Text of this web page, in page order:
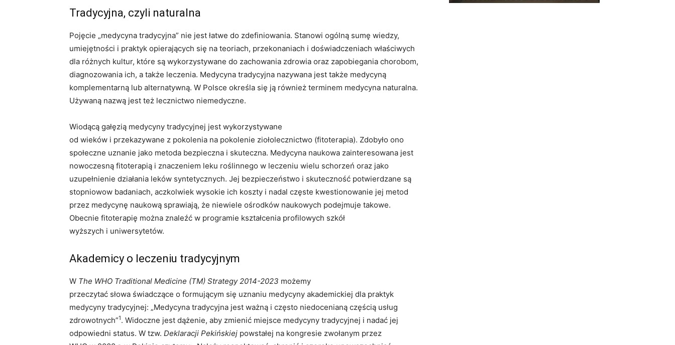
Tradycyjna, czyli naturalna
Pojęcie „medycyna tradycyjna” nie jest łatwe do zdefiniowania. Stanowi ogólną sumę wiedzy,
umiejętności i praktyk opierających się na teoriach, przekonaniach i doświadczeniach właściwych
dla różnych kultur, które są wykorzystywane do zachowania zdrowia oraz zapobiegania chorobom,
diagnozowania ich, a także leczenia. Medycyna tradycyjna nazywana jest także medycyną
komplementarną lub alternatywną. W Polsce określa się ją również terminem medycyna naturalna.
Używaną nazwą jest też lecznictwo niemedyczne.
Wiodącą gałęzią medycyny tradycyjnej jest wykorzystywane
od wieków i przekazywane z pokolenia na pokolenie ziołolecznictwo (fitoterapia). Zdobyło ono
społeczne uznanie jako metoda bezpieczna i skuteczna. Medycyna naukowa zainteresowana jest
nowoczesną fitoterapią i znaczeniem leku roślinnego w leczeniu wielu schorzeń oraz jako
uzupełnienie działania leków syntetycznych. Jej bezpieczeństwo i skuteczność potwierdzane są
stopniowow badaniach, aczkolwiek wysokie ich koszty i nadal częste kwestionowanie jej metod
przez medycynę naukową sprawiają, że niewiele ośrodków naukowych podejmuje takowe.
Obecnie fitoterapię można znaleźć w programie kształcenia profilowych szkół
wyższych i uniwersytetów.
Akademicy o leczeniu tradycyjnym
W The WHO Traditional Medicine (TM) Strategy 2014-2023 możemy
przeczytać słowa świadczące o formującym się uznaniu medycyny akademickiej dla praktyk
medycyny tradycyjnej: „Medycyna tradycyjna jest ważną i często niedocenianą częścią usług
zdrowotnych”1. Widoczne jest dążenie, aby zmienić miejsce medycyny tradycyjnej i nadać jej
odpowiedni status. W tzw. Deklaracji Pekińskiej powstałej na kongresie zwołanym przez